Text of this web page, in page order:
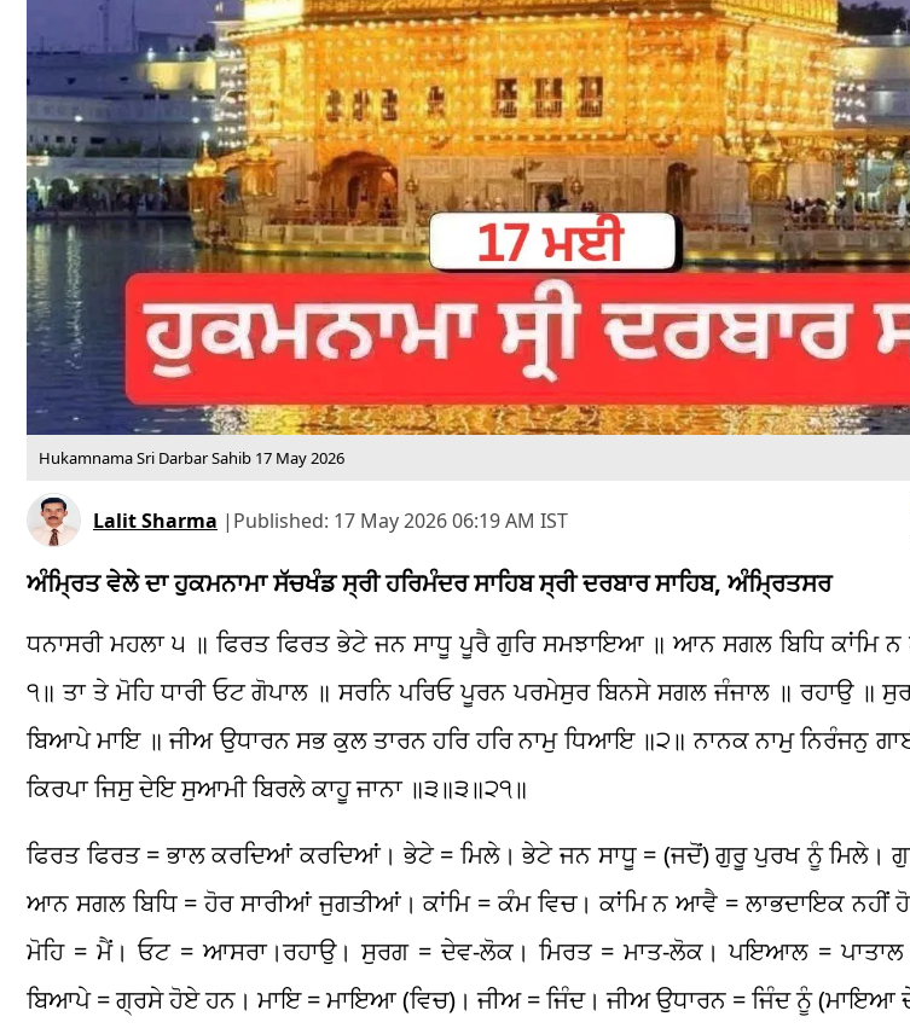
Hukamnama Sri Darbar Sahib 17 May 2026
Lalit Sharma | Published: 17 May 2026 06:19 AM IST
ਅੰਮ੍ਰਿਤ ਵੇਲੇ ਦਾ ਹੁਕਮਨਾਮਾ ਸੱਚਖੰਡ ਸ੍ਰੀ ਹਰਿਮੰਦਰ ਸਾਹਿਬ ਸ੍ਰੀ ਦਰਬਾਰ ਸਾਹਿਬ, ਅੰਮ੍ਰਿਤਸਰ
ਧਨਾਸਰੀ ਮਹਲਾ ੫ ॥ ਫਿਰਤ ਫਿਰਤ ਭੇਟੇ ਜਨ ਸਾਧੂ ਪੂਰੈ ਗੁਰਿ ਸਮਝਾਇਆ ॥ ਆਨ ਸਗਲ ਬਿਧਿ ਕਾਂਮਿ
੧॥ ਤਾ ਤੇ ਮੋਹਿ ਧਾਰੀ ਓਟ ਗੋਪਾਲ ॥ ਸਰਨਿ ਪਰਿਓ ਪੂਰਨ ਪਰਮੇਸੁਰ ਬਿਨਸੇ ਸਗਲ ਜੰਜਾਲ ॥ ਰਹਾਉ
ਬਿਆਪੇ ਮਾਇ ॥ ਜੀਅ ਉਧਾਰਨ ਸਭ ਕੁਲ ਤਾਰਨ ਹਰਿ ਹਰਿ ਨਾਮੁ ਧਿਆਇ ॥੨॥ ਨਾਨਕ ਨਾਮੁ ਨਿਰੰਜਨੁ
ਕਿਰਪਾ ਜਿਸੁ ਦੇਇ ਸੁਆਮੀ ਬਿਰਲੇ ਕਾਹੂ ਜਾਨਾ ॥੩॥੩॥੨੧॥
ਫਿਰਤ ਫਿਰਤ = ਭਾਲ ਕਰਦਿਆਂ ਕਰਦਿਆਂ। ਭੇਟੇ = ਮਿਲੇ। ਭੇਟੇ ਜਨ ਸਾਧੂ = (ਜਦੋਂ) ਗੁਰੂ ਪੁਰਖ ਨੂੰ ਮਿਲੇ।
ਆਨ ਸਗਲ ਬਿਧਿ = ਹੋਰ ਸਾਰੀਆਂ ਜੁਗਤੀਆਂ। ਕਾਂਮਿ = ਕੰਮ ਵਿਚ। ਕਾਂਮਿ ਨ ਆਵੈ = ਲਾਭਦਾਇਕ ਨਹੀਂ
ਮੋਹਿ = ਮੈਂ। ਓਟ = ਆਸਰਾ।ਰਹਾਉ। ਸੁਰਗ = ਦੇਵ-ਲੋਕ। ਮਿਰਤ = ਮਾਤ-ਲੋਕ। ਪਇਆਲ =
ਬਿਆਪੇ = ਗ੍ਰਸੇ ਹੋਏ ਹਨ। ਮਾਇ = ਮਾਇਆ (ਵਿਚ)। ਜੀਅ = ਜਿੰਦ। ਜੀਅ ਉਧਾਰਨ = ਜਿੰਦ ਨੂੰ (ਮਾਇਆ